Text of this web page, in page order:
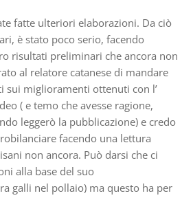
fatte ulteriori elaborazioni. Da ciò
è stato poco serio, facendo
risultati preliminari che ancora non
al relatore catanese di mandare
sui miglioramenti ottenuti con l’
( e temo che avesse ragione,
leggerò la pubblicazione) e credo
facendo una lettura
non ancora. Può darsi che ci
alla base del suo
galli nel pollaio) ma questo ha per